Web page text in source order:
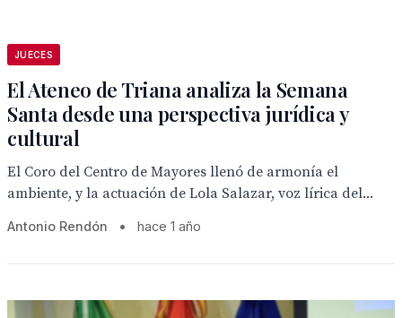
JUECES
El Ateneo de Triana analiza la Semana
Santa desde una perspectiva jurídica y
cultural
El Coro del Centro de Mayores llenó de armonía el
ambiente, y la actuación de Lola Salazar, voz lírica del...
Antonio Rendón • hace 1 año